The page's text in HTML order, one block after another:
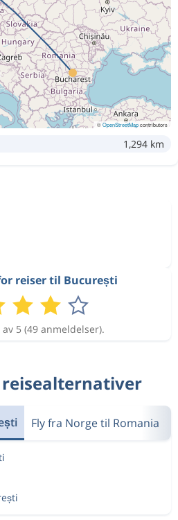
©OpenStreetMapcontributors
1,294 km
reiser til București
5 (49 anmeldelser).
Fly fra Norge til Romania